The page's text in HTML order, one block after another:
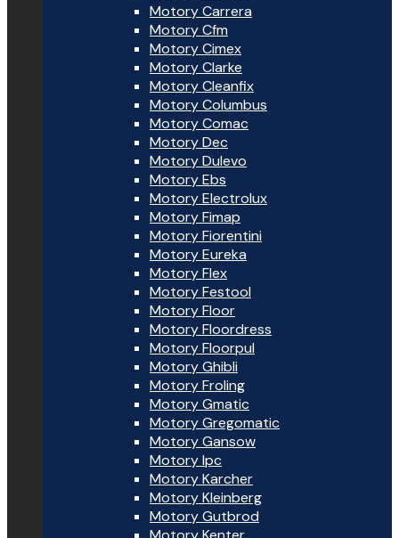
Motory Carrera
Motory Cfm
Motory Cimex
Motory Clarke
Motory Cleanfix
Motory Columbus
Motory Comac
Motory Dec
Motory Dulevo
Motory Ebs
Motory Electrolux
Motory Fimap
Motory Fiorentini
Motory Eureka
Motory Flex
Motory Festool
Motory Floor
Motory Floordress
Motory Floorpul
Motory Ghibli
Motory Froling
Motory Gmatic
Motory Gregomatic
Motory Gansow
Motory Ipc
Motory Karcher
Motory Kleinberg
Motory Gutbrod